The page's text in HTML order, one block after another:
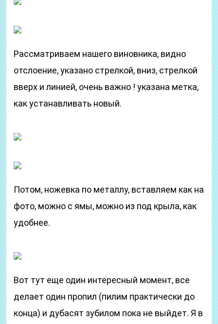
Рассматриваем нашего виновника, видно
отслоение, указано стрелкой, вниз, стрелкой
вверх и линией, очень важно ! указана метка,
как устанавливать новый.
Потом, ножевка по металлу, вставляем как на
фото, можно с ямы, можно из под крыла, как
удобнее.
Вот тут еще один интересный момент, все
делает один пропил (пилим практически до
конца) и дубасят зубилом пока не выйдет. Я в